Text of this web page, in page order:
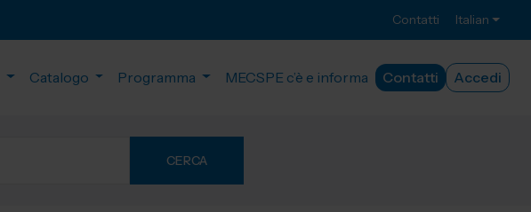
Contatti Italian
Catalogo Programma MECSPE c’è e informa Contatti Accedi
CERCA